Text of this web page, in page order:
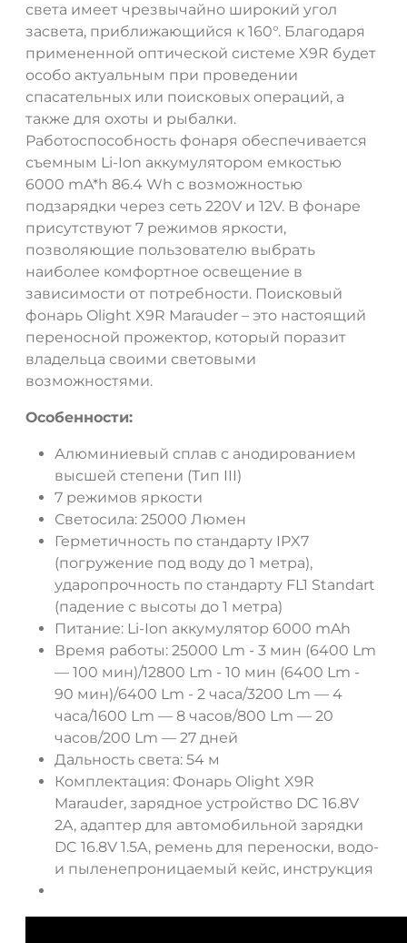
света имеет чрезвычайно широкий угол
засвета, приближающийся к 160°. Благодаря
примененной оптической системе X9R будет
особо актуальным при проведении
спасательных или поисковых операций, а
также для охоты и рыбалки.
Работоспособность фонаря обеспечивается
съемным Li-Ion аккумулятором емкостью
6000 mA*h 86.4 Wh с возможностью
подзарядки через сеть 220V и 12V. В фонаре
присутствуют 7 режимов яркости,
позволяющие пользователю выбрать
наиболее комфортное освещение в
зависимости от потребности. Поисковый
фонарь Olight X9R Marauder – это настоящий
переносной прожектор, который поразит
владельца своими световыми
возможностями.
Особенности:
Алюминиевый сплав с анодированием
высшей степени (Тип III)
7 режимов яркости
Светосила: 25000 Люмен
Герметичность по стандарту IPX7
(погружение под воду до 1 метра),
ударопрочность по стандарту FL1 Standart
(падение с высоты до 1 метра)
Питание: Li-Ion аккумулятор 6000 mAh
Время работы: 25000 Lm - 3 мин (6400 Lm
— 100 мин)/12800 Lm - 10 мин (6400 Lm -
90 мин)/6400 Lm - 2 часа/3200 Lm — 4
часа/1600 Lm — 8 часов/800 Lm — 20
часов/200 Lm — 27 дней
Дальность света: 54 м
Комплектация: Фонарь Olight X9R
Marauder, зарядное устройство DC 16.8V
2A, адаптер для автомобильной зарядки
DC 16.8V 1.5A, ремень для переноски, водо-
и пыленепроницаемый кейс, инструкция